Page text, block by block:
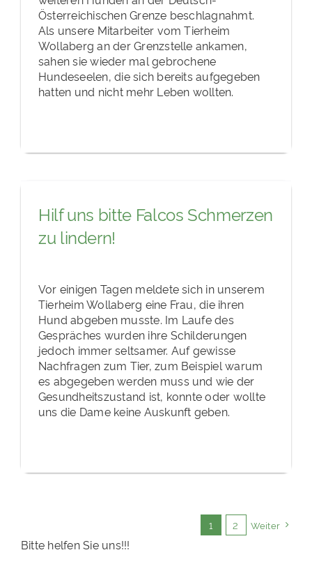
Österreichischen Grenze beschlagnahmt.
Als unsere Mitarbeiter vom Tierheim
Wollaberg an der Grenzstelle ankamen,
sahen sie wieder mal gebrochene
Hundeseelen, die sich bereits aufgegeben
hatten und nicht mehr Leben wollten.
Hilf uns bitte Falcos Schmerzen
zu lindern!
Vor einigen Tagen meldete sich in unserem
Tierheim Wollaberg eine Frau, die ihren
Hund abgeben musste. Im Laufe des
Gespräches wurden ihre Schilderungen
jedoch immer seltsamer. Auf gewisse
Nachfragen zum Tier, zum Beispiel warum
es abgegeben werden muss und wie der
Gesundheitszustand ist, konnte oder wollte
uns die Dame keine Auskunft geben.
1 2 Weiter
Bitte helfen Sie uns!!!